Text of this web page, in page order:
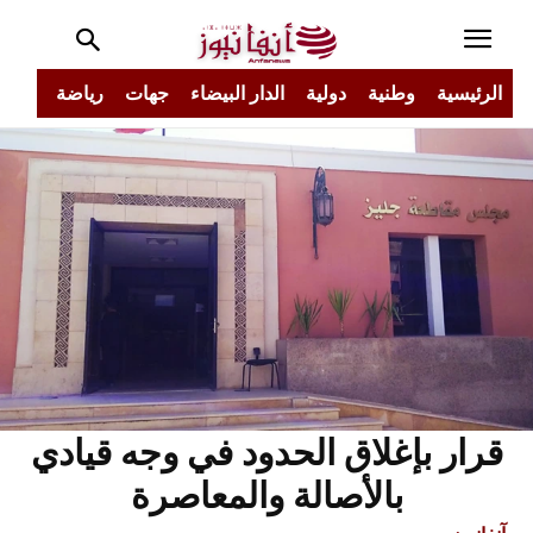
الرئيسية وطنية دولية الدار البيضاء جهات رياضة
قرار بإغلاق الحدود في وجه قيادي
بالأصالة والمعاصرة